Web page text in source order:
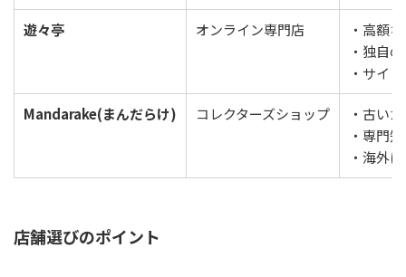
遊々亭 オンライン専門店
・高額
・独自
・サイ
Mandarake(まんだらけ) コレクターズショップ
・古い
・専門
・海外
店舗選びのポイント